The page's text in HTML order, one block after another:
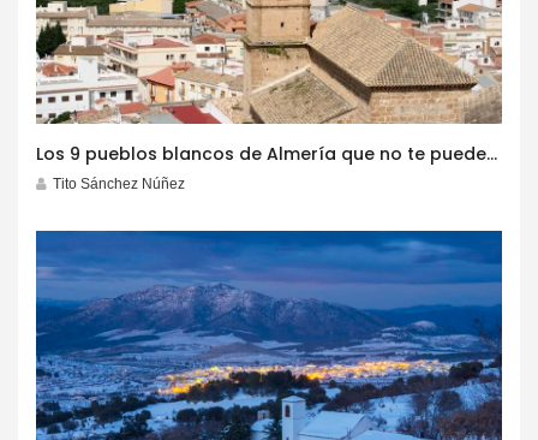
Los 9 pueblos blancos de Almería que no te puedes perder este invierno
Tito Sánchez Núñez